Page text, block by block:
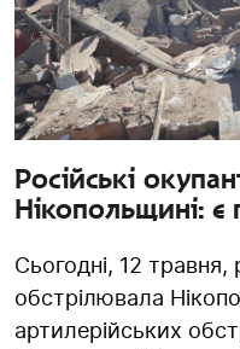
Російські
Нікопольщині:
Сьогодні, 12 травня,
обстрілювала
артилерійських